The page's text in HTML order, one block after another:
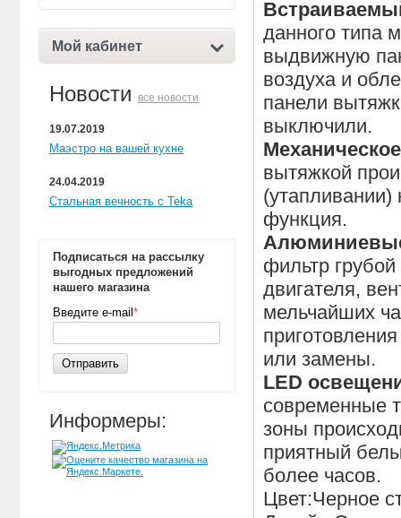
Мой кабинет
Новости все новости
19.07.2019
Маэстро на вашей кухне
24.04.2019
Стальная вечность с Teka
Подписаться на рассылку
выгодных предложений
нашего магазина
Введите e-mail *
Отправить
Информеры:
данного типа
выдвижную
воздуха и
панели
выключили.
вытяжкой
(утапливании)
функция.
фильтр
двигателя,
мельчайших
или замены.
LED
современные
зоны
приятный
более часов.
Цвет:Черное